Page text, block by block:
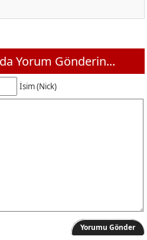
Yorum Gönderin...
İsim (Nick)
Yorumu Gönder